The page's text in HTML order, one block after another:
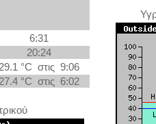
6:31
20:24
29.1 °C στις 9:06
27.4 °C στις 6:02